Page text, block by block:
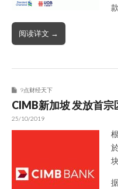
阅读详文 →
9点财经天下
CIMB新加坡 发放首
25/10/2019